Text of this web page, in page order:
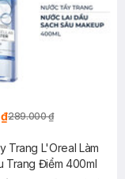
289.000 ₫
Trang L'Oreal Làm
Trang Điểm 400ml